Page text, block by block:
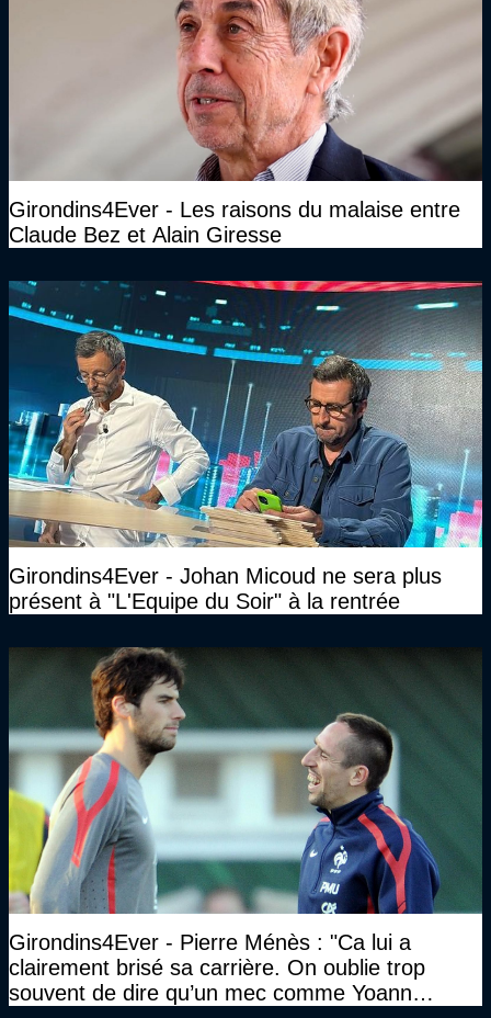
Girondins4Ever - Les raisons du malaise entre
Claude Bez et Alain Giresse
Girondins4Ever - Johan Micoud ne sera plus
présent à "L'Equipe du Soir" à la rentrée
Girondins4Ever - Pierre Ménès : "Ca lui a
clairement brisé sa carrière. On oublie trop
souvent de dire qu’un mec comme Yoann